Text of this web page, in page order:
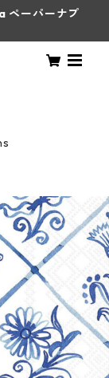
ペーパーナプ